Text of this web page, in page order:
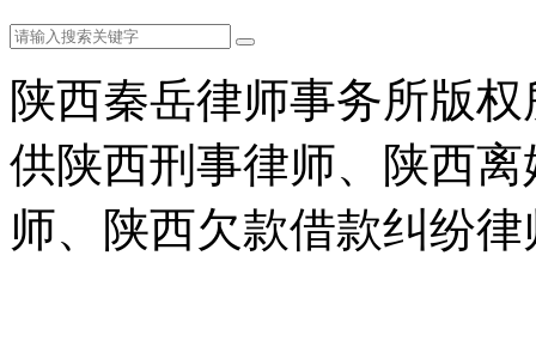
陕西秦岳律师事务所版
供陕西刑事律师、陕西
师、陕西欠款借款纠纷